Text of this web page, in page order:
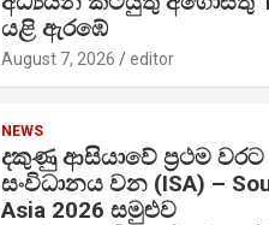
යළි ඇරඹේ
August 7, 2026 editor
NEWS
දකුණු ආසියාවේ ප්‍රථම වරට
සංවිධානය වන (ISA) –
Asia 2026 සමුළුව